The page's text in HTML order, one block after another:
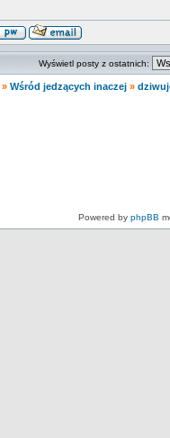
Wyświetl posty z ostatnich:
» Wśród jedzących inaczej »
Powered by phpBB